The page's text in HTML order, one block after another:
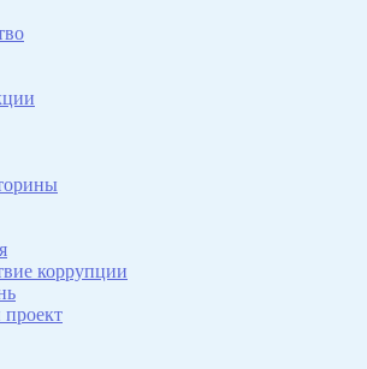
коррупции